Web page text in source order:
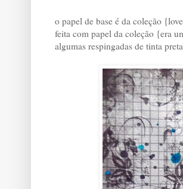
o papel de base é da coleção
feita com papel da coleção {era
algumas respingadas de tinta